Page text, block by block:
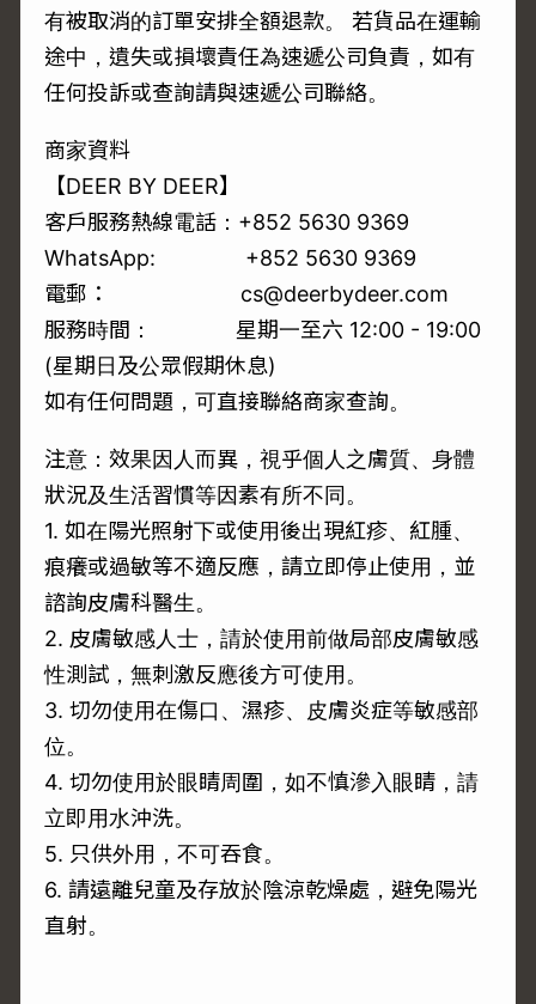
有被取消的訂單安排全額退款。 若貨品在運輸
途中，遺失或損壞責任為速遞公司負責，如有
任何投訴或查詢請與速遞公司聯絡。
商家資料
【DEER BY DEER】
客戶服務熱線電話：+852 5630 9369
WhatsApp:
+852 5630 9369
電郵： cs@deerbydeer.com
服務時間： 星期一至六 12:00 - 19:00
(星期日及公眾假期休息)
如有任何問題，可直接聯絡商家查詢。
注意：效果因人而異，視乎個人之膚質、身體
狀況及生活習慣等因素有所不同。
1. 如在陽光照射下或使用後出現紅疹、紅腫、
痕癢或過敏等不適反應，請立即停止使用，並
諮詢皮膚科醫生。
2. 皮膚敏感人士，請於使用前做局部皮膚敏感
性測試，無刺激反應後方可使用。
3. 切勿使用在傷口、濕疹、皮膚炎症等敏感部
位。
4. 切勿使用於眼睛周圍，如不慎滲入眼睛，請
立即用水沖洗。
5. 只供外用，不可吞食。
6. 請遠離兒童及存放於陰涼乾燥處，避免陽光
直射。